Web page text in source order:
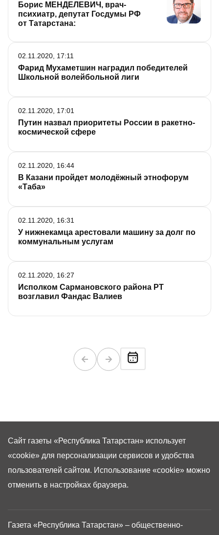
Борис МЕНДЕЛЕВИЧ, врач-
психиатр, депутат Госдумы РФ
от Татарстана:
Фарид Мухаметшин наградил победителей
Школьной волейбольной лиги
02.11.2020, 17:11
Путин назвал приоритеты России в ракетно-
космической сфере
02.11.2020, 17:01
В Казани пройдет молодёжный этнофорум
«Таба»
02.11.2020, 16:44
У нижнекамца арестовали машину за долг по
коммунальным услугам
02.11.2020, 16:31
Исполком Сармановского района РТ
возглавил Фандас Валиев
02.11.2020, 16:27
Газета «Республика Татарстан» – общественно-
Сайт газеты «Республика Татарстан» использует
«cookie» для персонализации сервисов и удобства
пользователей сайтом. Использование «cookie» можно
отменить в настройках браузера.